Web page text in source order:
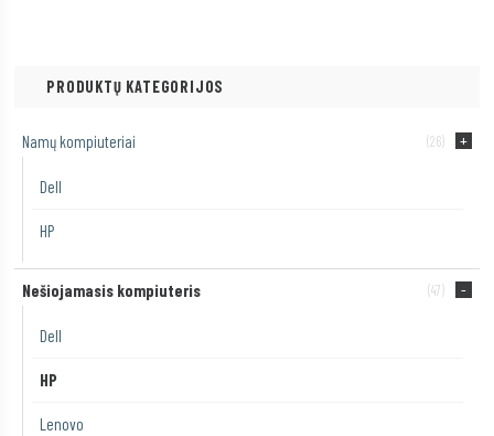
PRODUKTŲ KATEGORIJOS
Namų kompiuteriai (26)
Dell
HP
Nešiojamasis kompiuteris (47)
Dell
HP
Lenovo